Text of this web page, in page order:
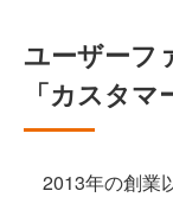
ユーザーフ
「カスタマ
2013年の創業